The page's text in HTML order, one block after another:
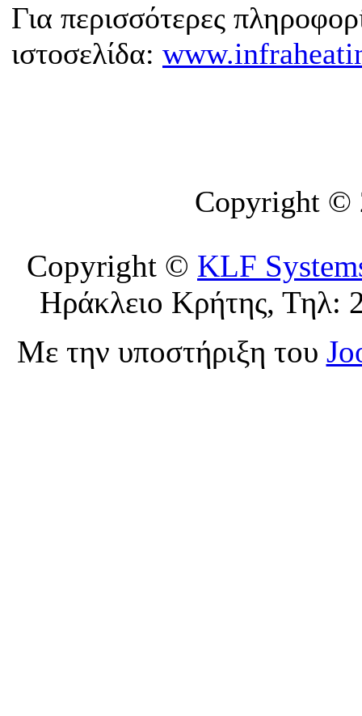
Για περισσότερες
ιστοσελίδα:
Copyright ©
Copyright © KLF
Ηράκλειο Κρήτης, Τηλ:
Με την υποστήριξη του